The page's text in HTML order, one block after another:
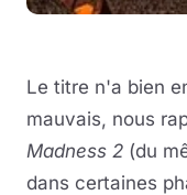
Le titre n'a bien
mauvais, nous
Madness 2 (du
dans certaines